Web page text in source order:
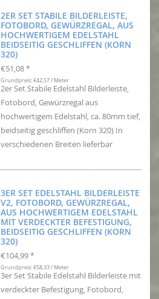
2ER SET STABILE BILDERLEISTE,
FOTOBORD, GEWÜRZREGAL, AUS
HOCHWERTIGEM EDELSTAHL
BEIDSEITIG GESCHLIFFEN (KORN
320)
€51,08 *
Grundpreis: €42,57 / Meter
2er Set Stabile Edelstahl Bilderleiste,
Fotobord, Gewürzregal aus
hochwertigem Edelstahl, ca. 80mm tief,
beidseitig geschliffen (Korn 320) In
verschiedenen Breiten lieferbar
3ER SET EDELSTAHL BILDERLEISTE
V2, FOTOBORD, GEWÜRZREGAL,
AUS HOCHWERTIGEM EDELSTAHL
MIT VERDECKTER BEFESTIGUNG,
BEIDSEITIG GESCHLIFFEN (KORN
320)
€104,99 *
Grundpreis: €58,33 / Meter
3er Set Stabile Edelstahl Bilderleiste mit
verdeckter Befestigung, Fotobord,